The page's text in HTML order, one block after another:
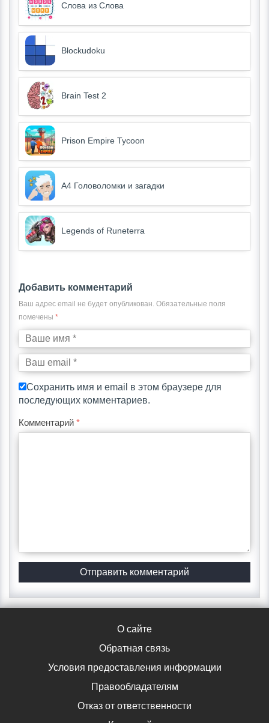
Слова из Слова
Blockudoku
Brain Test 2
Prison Empire Tycoon
А4 Головоломки и загадки
Legends of Runeterra
Добавить комментарий
Ваш адрес email не будет опубликован. Обязательные поля
помечены *
Сохранить имя и email в этом браузере для
последующих комментариев.
Комментарий *
О сайте
Обратная связь
Условия предоставления информации
Правообладателям
Отказ от ответственности